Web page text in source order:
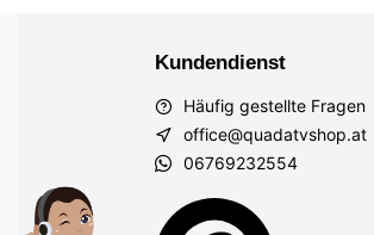
Kundendienst
Häufig gestellte Fragen
office@quadatvshop.at
06769232554